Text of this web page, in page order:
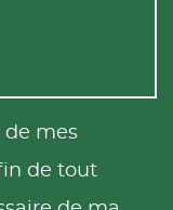
de mes
de tout